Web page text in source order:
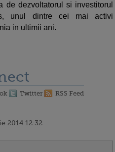
de dezvoltatorul si investitorul
unul dintre cei mai activi
in ultimii ani.
Twitter RSS Feed
2014 12:32